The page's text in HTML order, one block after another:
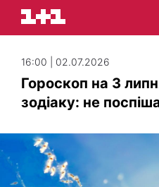
16:00 | 02.07.2026
Гороскоп на 3
зодіаку: не